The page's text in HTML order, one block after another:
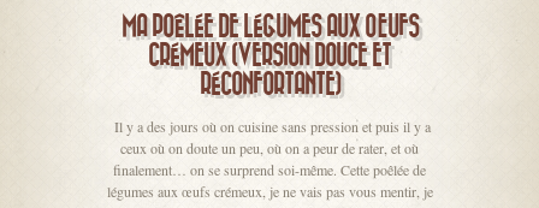
MA POÊLÉE DE LÉGUMES AUX ŒUFS
CRÉMEUX (VERSION DOUCE ET
RÉCONFORTANTE)
Il y a des jours où on cuisine sans pression et puis il y a
ceux où on doute un peu, où on a peur de rater, et où
finalement… on se surprend soi-même. Cette poêlée de
légumes aux œufs crémeux, je ne vais pas vous mentir, je